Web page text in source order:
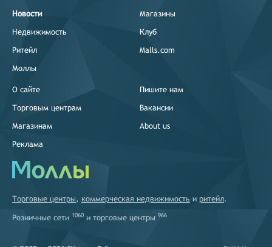
Новости
Недвижимость
Ритейл
Моллы
Магазины
Клуб
Malls.com
О сайте
Торговым центрам
Магазинам
Реклама
Пишите нам
Вакансии
About us
Торговые центры, коммерческая недвижимость и ритейл.
Розничные сети 1060 и торговые центры 966